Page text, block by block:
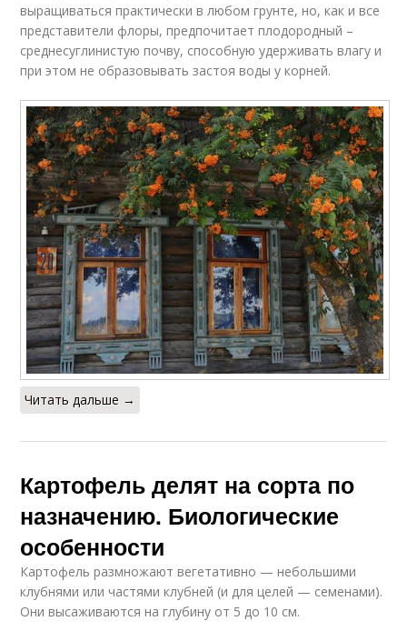
выращиваться практически в любом грунте, но, как и все
представители флоры, предпочитает плодородный –
среднесуглинистую почву, способную удерживать влагу и
при этом не образовывать застоя воды у корней.
Читать дальше →
Картофель делят на сорта по
назначению. Биологические
особенности
Картофель размножают вегетативно — небольшими
клубнями или частями клубней (и для целей — семенами).
Они высаживаются на глубину от 5 до 10 см.